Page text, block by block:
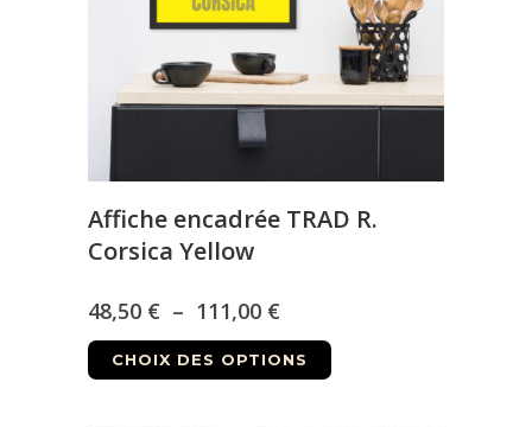
choisies
sur
la
page
Affiche encadrée TRAD R.
Corsica Yellow
48,50 € – 111,00 €Plage
de
CHOIX DES OPTIONS
Ce
produit